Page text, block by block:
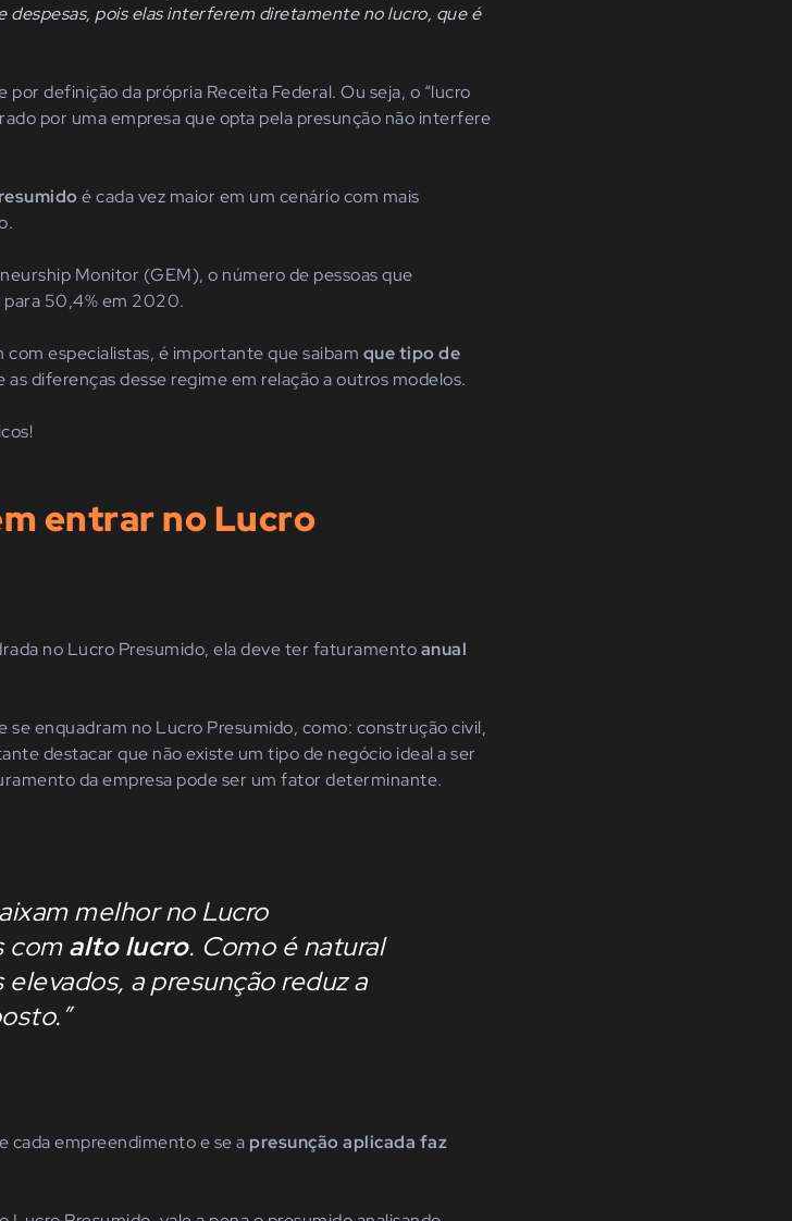
pois elas interferem diretamente no lucro, que é
definição da própria Receita Federal. Ou seja, o “lucro
por uma empresa que opta pela presunção não interfere
é cada vez maior em um cenário com mais
Monitor (GEM), o número de pessoas que
para 50,4% em 2020.
especialistas, é importante que saibam que tipo de
as diferenças desse regime em relação a outros modelos.
entrar no Lucro
no Lucro Presumido, ela deve ter faturamentoanual
se enquadram no Lucro Presumido, como: construção civil,
destacar que não existe um tipo de negócio ideal a ser
da empresa pode ser um fator determinante.
melhor no Lucro
comalto lucro. Como é natural
a presunção reduz a
cada empreendimento e se a presunção aplicada faz